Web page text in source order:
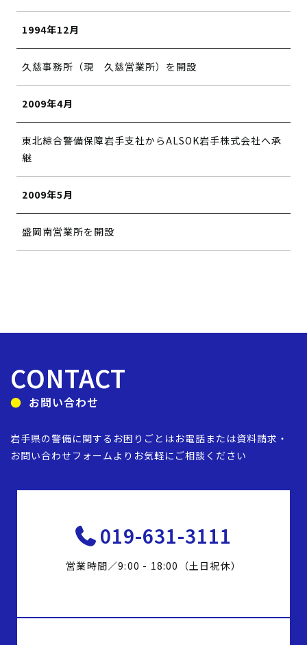
1994年12月
久慈事務所（現 久慈営業所）を開設
2009年4月
東北綜合警備保障岩手支社からALSOK岩手株式会社へ承
継
2009年5月
盛岡南営業所を開設
CONTACT
お問い合わせ
岩手県の警備に関するお困りごとはお電話または資料請求・
お問い合わせフォームより お気軽にご相談ください
019-631-3111
営業時間／9:00 - 18:00（土日祝休）